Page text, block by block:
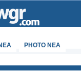
PHOTO NEA